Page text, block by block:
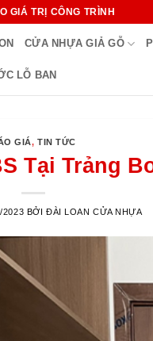
GIÁ TRỊ CÔNG TRÌNH
CỬA NHỰA GIẢ GỖ
LỖ BAN
GIÁ,TIN TỨC
Tại Trảng
2023 BỞI ĐÀI LOAN CỬA NHỰA